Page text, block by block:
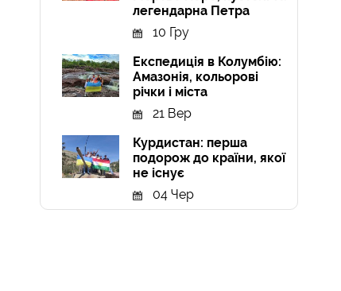
легендарна Петра
10 Гру
Експедиція в Колумбію:
Амазонія, кольорові
річки і міста
21 Вер
Курдистан: перша
подорож до країни, якої
не існує
04 Чер